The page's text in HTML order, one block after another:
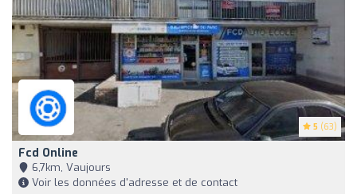
5 (63)
Fcd Online
6,7km, Vaujours
Voir les données d'adresse et de contact